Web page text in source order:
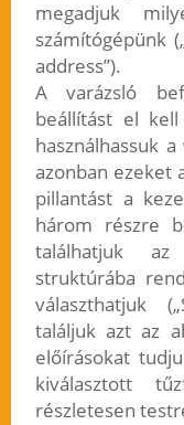
megadjuk
számítógépünk
address”).
A varázsló
beállítást el
használhassuk
azonban ezeket
pillantást a
három részre
találhatjuk
struktúrába
választhatjuk
találjuk azt az
előírásokat
kiválasztott
részletesen